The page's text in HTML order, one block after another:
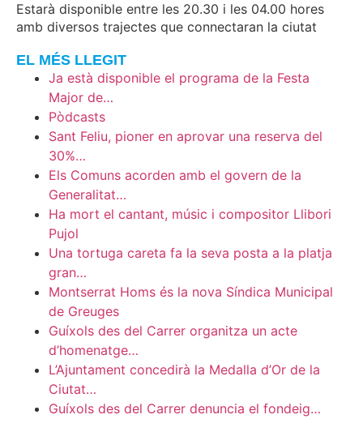
Estarà disponible entre les 20.30 i les 04.00 hores
amb diversos trajectes que connectaran la ciutat
EL MÉS LLEGIT
Ja està disponible el programa de la Festa
Major de…
Pòdcasts
Sant Feliu, pioner en aprovar una reserva del
30%…
Els Comuns acorden amb el govern de la
Generalitat…
Ha mort el cantant, músic i compositor Llibori
Pujol
Una tortuga careta fa la seva posta a la platja
gran…
Montserrat Homs és la nova Síndica Municipal
de Greuges
Guíxols des del Carrer organitza un acte
d’homenatge…
L’Ajuntament concedirà la Medalla d’Or de la
Ciutat…
Guíxols des del Carrer denuncia el fondeig…